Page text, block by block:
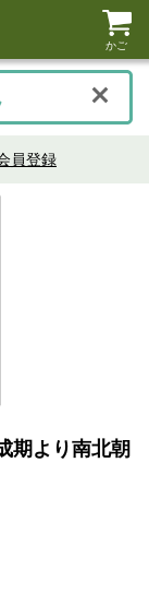
かご
員登録
より南北朝